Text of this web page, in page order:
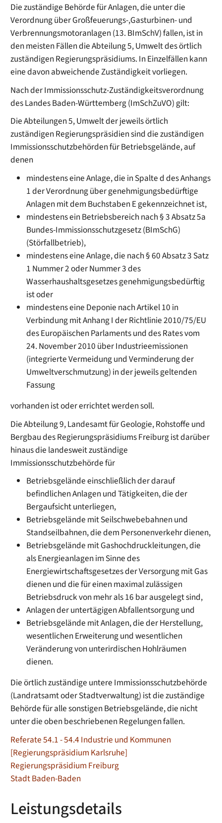
Die zuständige Behörde für Anlagen, die unter die
Verordnung über Großfeuerungs-,Gasturbinen- und
Verbrennungsmotoranlagen (13. BImSchV) fallen, ist in
den meisten Fällen die Abteilung 5, Umwelt des örtlich
zuständigen Regierungspräsidiums. In Einzelfällen kann
eine davon abweichende Zuständigkeit vorliegen.
Nach der Immissionsschutz-Zuständigkeitsverordnung
des Landes Baden-Württemberg (ImSchZuVO) gilt:
Die Abteilungen 5, Umwelt der jeweils örtlich
zuständigen Regierungspräsidien sind die zuständigen
Immissionsschutzbehörden für Betriebsgelände, auf
denen
mindestens eine Anlage, die in Spalte d des Anhangs
1 der Verordnung über genehmigungsbedürftige
Anlagen mit dem Buchstaben E gekennzeichnet ist,
mindestens ein Betriebsbereich nach § 3 Absatz 5a
Bundes-Immissionsschutzgesetz (BImSchG)
(Störfallbetrieb),
mindestens eine Anlage, die nach § 60 Absatz 3 Satz
1 Nummer 2 oder Nummer 3 des
Wasserhaushaltsgesetzes genehmigungsbedürftig
ist oder
mindestens eine Deponie nach Artikel 10 in
Verbindung mit Anhang I der Richtlinie 2010/75/EU
des Europäischen Parlaments und des Rates vom
24. November 2010 über Industrieemissionen
(integrierte Vermeidung und Verminderung der
Umweltverschmutzung) in der jeweils geltenden
Fassung
vorhanden ist oder errichtet werden soll.
Die Abteilung 9, Landesamt für Geologie, Rohstoffe und
Bergbau des Regierungspräsidiums Freiburg ist darüber
hinaus die landesweit zuständige
Immissionsschutzbehörde für
Betriebsgelände einschließlich der darauf
befindlichen Anlagen und Tätigkeiten, die der
Bergaufsicht unterliegen,
Betriebsgelände mit Seilschwebebahnen und
Standseilbahnen, die dem Personenverkehr dienen,
Betriebsgelände mit Gashochdruckleitungen, die
als Energieanlagen im Sinne des
Energiewirtschaftsgesetzes der Versorgung mit Gas
dienen und die für einen maximal zulässigen
Betriebsdruck von mehr als 16 bar ausgelegt sind,
Anlagen der untertägigen Abfallentsorgung und
Betriebsgelände mit Anlagen, die der Herstellung,
wesentlichen Erweiterung und wesentlichen
Veränderung von unterirdischen Hohlräumen
dienen.
Die örtlich zuständige untere Immissionsschutzbehörde
(Landratsamt oder Stadtverwaltung) ist die zuständige
Behörde für alle sonstigen Betriebsgelände, die nicht
unter die oben beschriebenen Regelungen fallen.
Referate 54.1 - 54.4 Industrie und Kommunen
[Regierungspräsidium Karlsruhe]
Regierungspräsidium Freiburg
Stadt Baden-Baden
Leistungsdetails